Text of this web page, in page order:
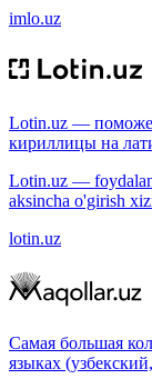
imlo.uz
Lotin.uz —
кириллицы на
Lotin.uz —
aksincha o'girish
lotin.uz
Самая большая
языках